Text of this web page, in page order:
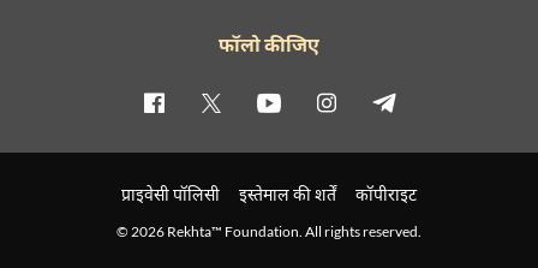
फॉलो कीजिए
प्राइवेसी पॉलिसी इस्तेमाल की शर्तें कॉपीराइट
© 2026 Rekhta™ Foundation. All rights reserved.